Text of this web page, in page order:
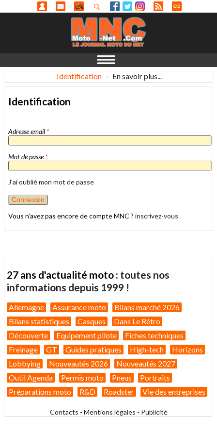
Identification - En savoir plus...
Identification
Adresse email *
Mot de passe*
J'ai oublié mon mot de passe
Vous n'avez pas encore de compte MNC ? inscrivez-vous
27 ans d'actualité moto : toutes nos
informations depuis 1999 !
Allemagne Assurance moto
Bilans marché 2026
Bilans statistiques
Casques
Dans Le Rétro
Découverte
Equipement pilote
Fiches techniques
Freinage
GT Guides pratiques High-tech
Horizons
Lobbying
Nouveautés 2026
Nouveautés 2027
Outil Agenda
Permis moto Pneus
Portraits
Préparations moto
R&D Roadster Vie des entreprises
Contacts - Mentions légales - Publicité